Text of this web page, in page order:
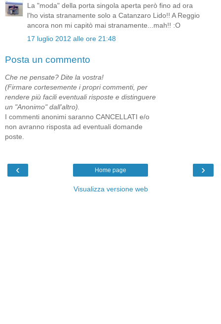
La "moda" della porta singola aperta però fino ad ora
l'ho vista stranamente solo a Catanzaro Lido!! A Reggio
ancora non mi capitò mai stranamente...mah!! :O
17 luglio 2012 alle ore 21:48
Posta un commento
Che ne pensate? Dite la vostra!
(Firmare cortesemente i propri commenti, per
rendere più facili eventuali risposte e distinguere
un "Anonimo" dall'altro).
I commenti anonimi saranno CANCELLATI e/o
non avranno risposta ad eventuali domande
poste.
‹ ›
Home page
Visualizza versione web